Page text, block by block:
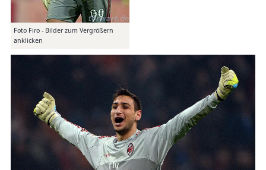
Foto Firo - Bilder zum Vergrößern
anklicken